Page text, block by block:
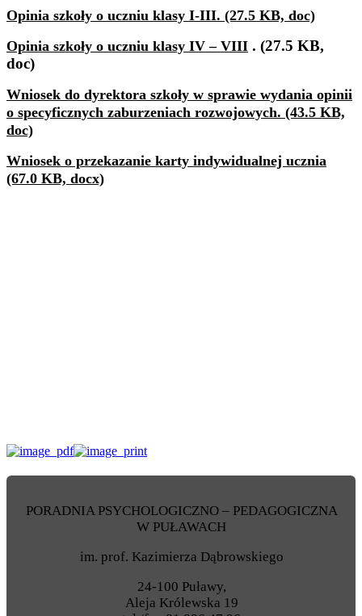
Opinia szkoły o uczniu klasy I-III. (27.5 KB, doc)
Opinia szkoły o uczniu klasy IV – VIII . (27.5 KB,
doc)
Wniosek do dyrektora szkoły w sprawie wydania opinii
o specyficznych zaburzeniach rozwojowych. (43.5 KB,
doc)
Wniosek o przekazanie karty indywidualnej ucznia
(67.0 KB, docx)
PORADNIA PSYCHOLOGICZNO – PEDAGOGICZNA
W PUŁAWACH
im. prof. Kazimierza Dąbrowskiego
24-100 Puławy,
Aleja Królewska 19